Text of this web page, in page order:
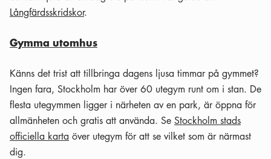
Långfärdsskridskor.
Gymma utomhus
Känns det trist att tillbringa dagens ljusa timmar på gymmet?
Ingen fara, Stockholm har över 60 utegym runt om i stan. De
flesta utegymmen ligger i närheten av en park, är öppna för
allmänheten och gratis att använda. Se Stockholm stads
officiella karta över utegym för att se vilket som är närmast
dig.